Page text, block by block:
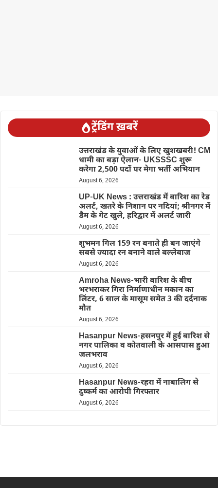
ट्रेंडिंग ख़बरें
उत्तराखंड के युवाओं के लिए खुशखबरी! CM
धामी का बड़ा ऐलान- UKSSSC शुरू
करेगा 2,500 पदों पर मेगा भर्ती अभियान
August 6, 2026
UP-UK News : उत्तराखंड में बारिश का रेड
अलर्ट, खतरे के निशान पर नदियां; श्रीनगर में
डैम के गेट खुले, हरिद्वार में अलर्ट जारी
August 6, 2026
शुभमन गिल 159 रन बनाते ही बन जाएंगे
सबसे ज्यादा रन बनाने वाले बल्लेबाज
August 6, 2026
Amroha News-भारी बारिश के बीच
भरभराकर गिरा निर्माणाधीन मकान का
लिंटर, 6 साल के मासूम समेत 3 की दर्दनाक
मौत
August 6, 2026
Hasanpur News-हसनपुर में हुई बारिश से
नगर पालिका व कोतवाली के आसपास हुआ
जलभराव
August 6, 2026
Hasanpur News-रहरा में नाबालिग से
दुष्कर्म का आरोपी गिरफ्तार
August 6, 2026